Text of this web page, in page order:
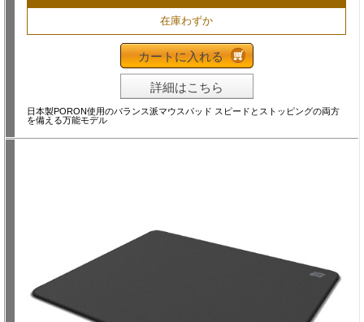
在庫わずか
カートに入れる
詳細はこちら
日本製PORON使用のバランス派マウスパッド スピードとストッピングの両方
を備える万能モデル